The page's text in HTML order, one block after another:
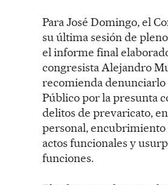
Para José Domingo, el
su última sesión de pleno
el informe final
congresista Alejandro
recomienda
Público por la presunta
delitos de prevaricato,
personal, encubrimiento
actos funcionales y
funciones.